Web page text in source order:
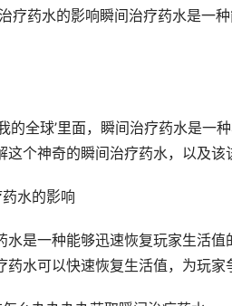
疗药水的影响瞬间治疗药水是一
的全球’里面，瞬间治疗药水是一
这个神奇的瞬间治疗药水，以及该
药水的影响
水是一种能够迅速恢复玩家生活
药水可以快速恢复生活值，为玩家